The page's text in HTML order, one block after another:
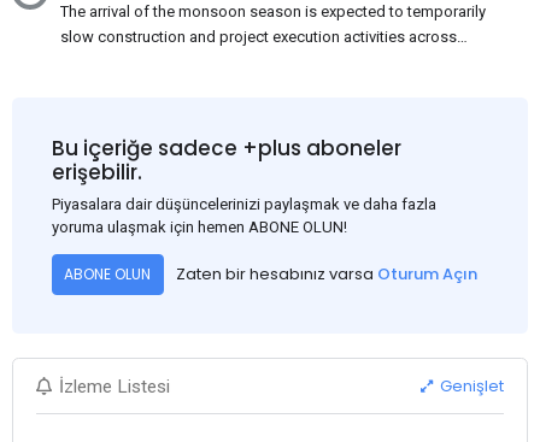
The arrival of the monsoon season is expected to temporarily
slow construction and project execution activities across
and rural construction projects is expected to provide support
to the market despite seasonal disruptions caused by heavy
rainfall.
Bu içeriğe sadece +plus aboneler
erişebilir.
Piyasalara dair düşüncelerinizi paylaşmak ve daha fazla
yoruma ulaşmak için hemen ABONE OLUN!
ABONE OLUN Zaten bir hesabınız varsa Oturum Açın
İzleme Listesi Genişlet